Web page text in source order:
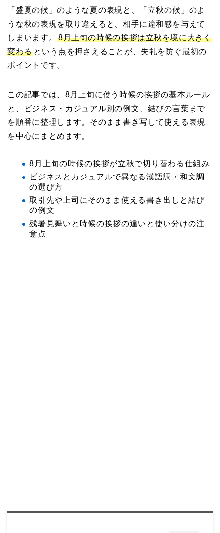
「盛夏の候」のような夏の表現と、「立秋の候」のよ
うな秋の表現を取り違えると、相手に違和感を与えて
しまいます。
8月上旬の時候の挨拶は立秋を境に大きく
変わる という点を押さえることが、失礼を防ぐ最初の
ポイントです。
この記事では、8月上旬に使う時候の挨拶の基本ルール
と、ビジネス・カジュアル別の例文、結びの言葉まで
を順番に整理します。そのまま書き写して使える表現
を中心にまとめます。
8月上旬の時候の挨拶が立秋で切り替わる仕組み
ビジネスとカジュアルで異なる漢語調・和文調
の選び方
取引先や上司にそのまま使える書き出しと結び
の例文
残暑見舞いと時候の挨拶の違いと使い分けの注
意点